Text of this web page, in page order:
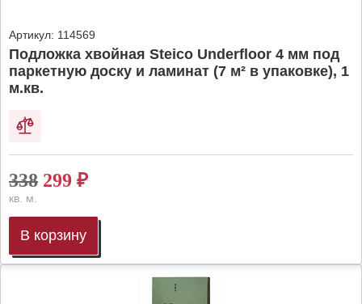
Артикул: 114569
Подложка хвойная Steico Underfloor 4 мм под
паркетную доску и ламинат (7 м² в упаковке), 1
м.кв.
338 299 ₽
кв. м.
В корзину